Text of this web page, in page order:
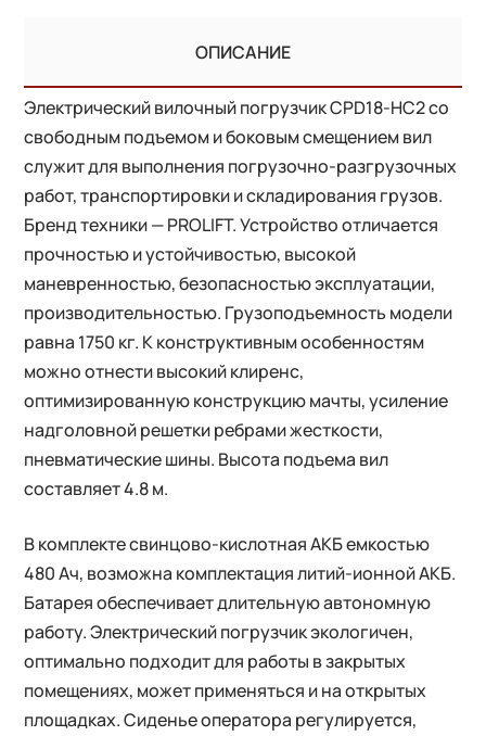
ОПИСАНИЕ
Электрический вилочный погрузчик CPD18-HC2 со
свободным подъемом и боковым смещением вил
служит для выполнения погрузочно-разгрузочных
работ, транспортировки и складирования грузов.
Бренд техники — PROLIFT. Устройство отличается
прочностью и устойчивостью, высокой
маневренностью, безопасностью эксплуатации,
производительностью. Грузоподъемность модели
равна 1750 кг. К конструктивным особенностям
можно отнести высокий клиренс,
оптимизированную конструкцию мачты, усиление
надголовной решетки ребрами жесткости,
пневматические шины. Высота подъема вил
составляет 4.8 м.
В комплекте свинцово-кислотная АКБ емкостью
480 Ач, возможна комплектация литий-ионной АКБ.
Батарея обеспечивает длительную автономную
работу. Электрический погрузчик экологичен,
оптимально подходит для работы в закрытых
помещениях, может применяться и на открытых
площадках. Сиденье оператора регулируется,